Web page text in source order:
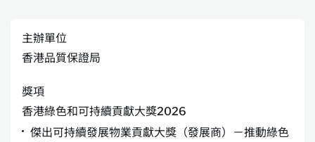
主辦單位
香港品質保證局
獎項
香港綠色和可持續貢獻大獎2026
傑出可持續發展物業貢獻大獎（發展商）－推動綠色